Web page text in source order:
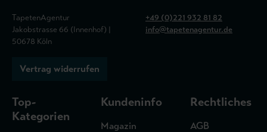
TapetenAgentur
Jakobstrasse 66 (Innenhof) |
50678 Köln
+49 (0)221 932 81 82
info@tapetenagentur.de
Vertrag widerrufen
Top-
Kategorien
Kundeninfo
Magazin
Rechtliches
AGB